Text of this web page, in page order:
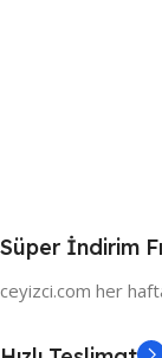
Süper İndirim
ceyizci.com her